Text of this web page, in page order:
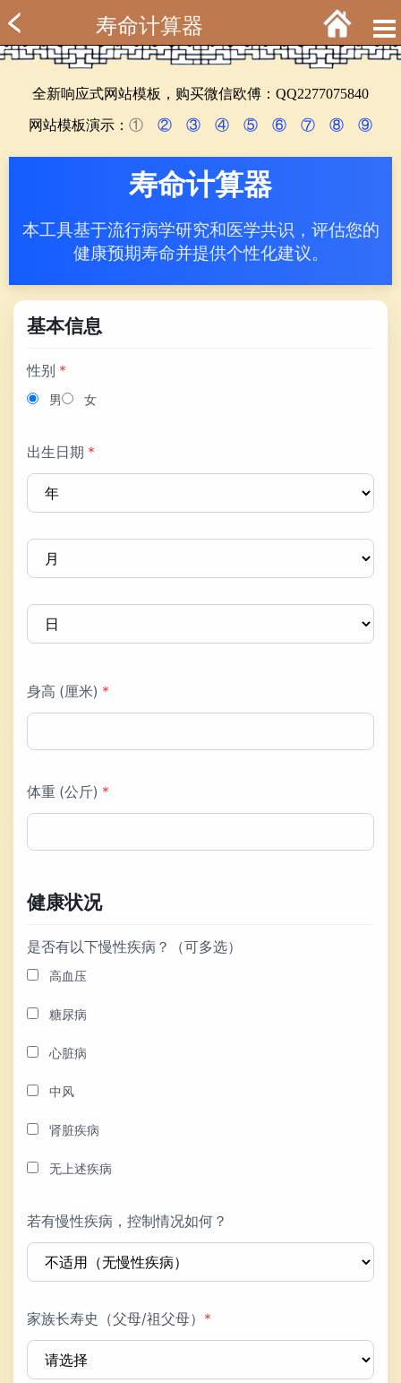
寿命计算器
全新响应式网站模板，购买微信欧傅：QQ2277075840
网站模板演示： ① ② ③ ④ ⑤ ⑥ ⑦ ⑧ ⑨
寿命计算器
本工具基于流行病学研究和医学共识，评估您的
健康预期寿命并提供个性化建议。
基本信息
性别 *
男 女
出生日期 *
身高 (厘米) *
体重 (公斤) *
健康状况
是否有以下慢性疾病？（可多选）
高血压
糖尿病
心脏病
中风
肾脏疾病
无上述疾病
若有慢性疾病，控制情况如何？
家族长寿史（父母/祖父母） *